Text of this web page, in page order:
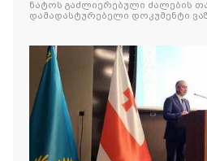
ნატოს გაძლიერებული ძალების
დამადასტურებელი დოკუმენტი